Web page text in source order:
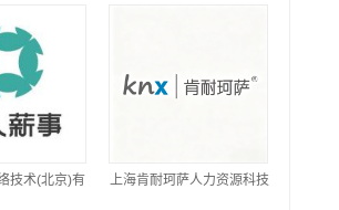
技术(北京)有 上海肯耐珂萨人力资源科技